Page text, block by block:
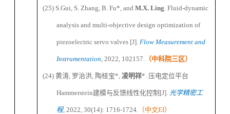
(25) S.Gui, S. Zhang, B. Fu* , and M.X.Ling . Fluid-dynamic
analysis and multi-objective design optimization of
piezoelectric servo valves [J]. Flow Measurement and
Instrumentation , 2022, 102157. （中科院三区）
(24) 黄涛, 罗治洪, 陶桂宝*, 凌明祥*. 压电定位平台
Hammerstein建模与反馈线性化控制[J]. 光学精密工
程, 2022, 30(14): 1716-1724. （中文EI）